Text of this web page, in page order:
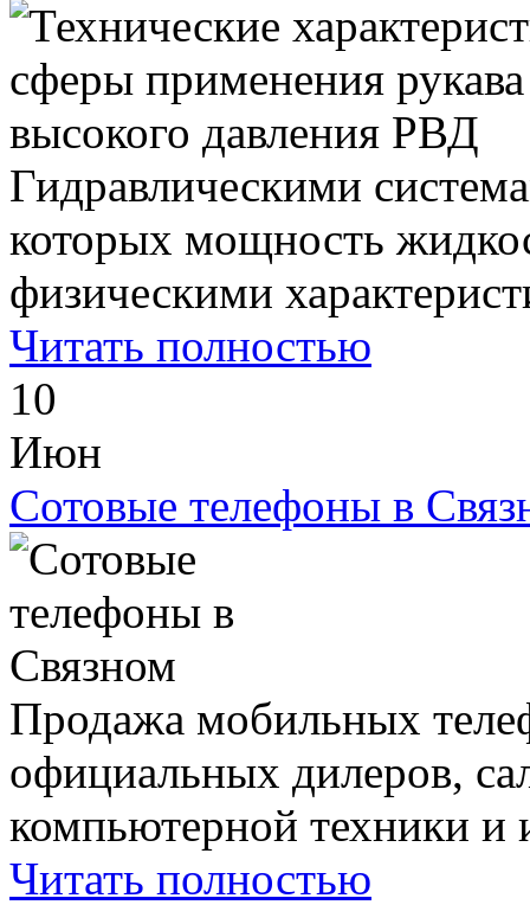
Гидравлическими
которых мощность
физическими
Читать полностью
10
Июн
Сотовые телефоны в
Продажа мобильных
официальных дилеров,
компьютерной техники и
Читать полностью